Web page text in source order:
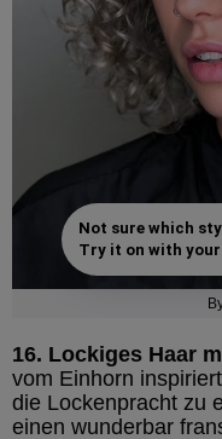
Not sure which
Try it on with your
16. Lockiges Haar
vom Einhorn
die Lockenpracht zu
einen wunderbar